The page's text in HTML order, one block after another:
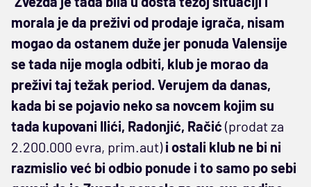
morala je da preživi od prodaje igrača, nisam
mogao da ostanem duže jer ponuda Valensije
se tada nije mogla odbiti, klub je morao da
preživi taj težak period. Verujem da danas,
kada bi se pojavio neko sa novcem kojim su
tada kupovani Ilići, Radonjić, Račić (prodat za
2.200.000 evra, prim.aut)i ostali klub ne bi ni
razmislio već bi odbio ponude i to samo po sebi